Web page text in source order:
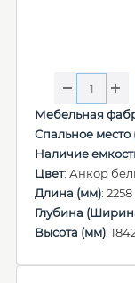
Мебельная
Спальное место
Наличие
Цвет: Анкор
Длина (мм): 2258
Глубина
Высота (мм):